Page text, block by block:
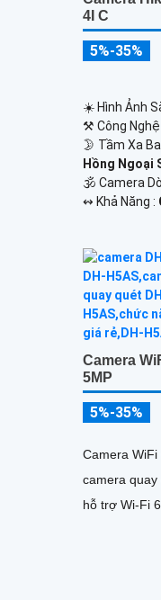
4I C
5%-35%
☀️ Hình Ảnh
⚒ Công Nghệ
🌛 Tầm Xa
Hồng Ngoại
🕉️ Camera
️↭ Khả Năng :
Camera
5MP
5%-35%
Camera WiFi
camera quay
hỗ trợ Wi-Fi